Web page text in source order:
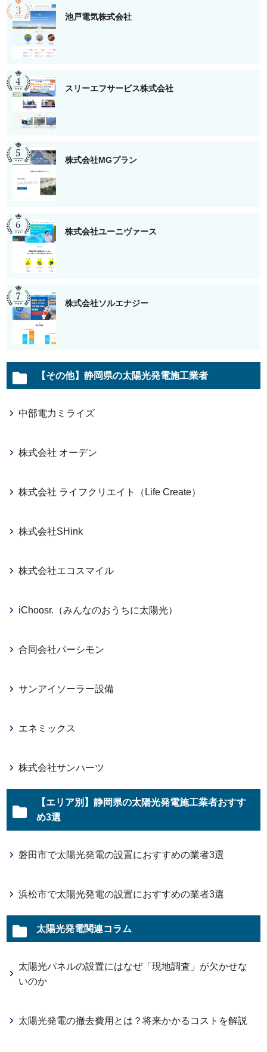
池戸電気株式会社
スリーエフサービス株式会社
株式会社MGプラン
株式会社ユーニヴァース
株式会社ソルエナジー
【その他】静岡県の太陽光発電施工業者
中部電力ミライズ
株式会社 オーデン
株式会社 ライフクリエイト（Life Create）
株式会社SHink
株式会社エコスマイル
iChoosr.（みんなのおうちに太陽光）
合同会社パーシモン
サンアイソーラー設備
エネミックス
株式会社サンハーツ
【エリア別】静岡県の太陽光発電施工業者おすす
め3選
磐田市で太陽光発電の設置におすすめの業者3選
浜松市で太陽光発電の設置におすすめの業者3選
太陽光発電関連コラム
太陽光パネルの設置にはなぜ「現地調査」が欠かせな
いのか
太陽光発電の撤去費用とは？将来かかるコストを解説